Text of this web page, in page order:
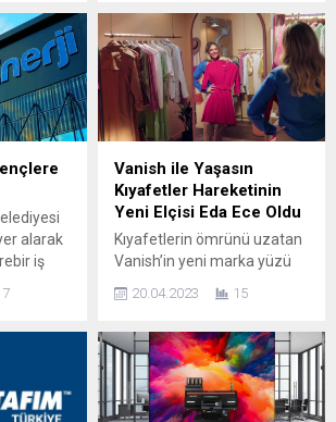
7 Tepe
Can’ın
tek kişi
yıl önce
göstererek160 -170 bin
seviyesine yükseldiğini
söyledi. Türkiye’nin başarılı
bir turizm sezonuna imza
attığını belirten BODER
Genel Sekreteri ve Bodrium
Hotel & SPA Genel Müdürü
Yiğit Girgin,2023 yılında da...
alarak
iş
CW
Vanish ile Yaşasın
Kıyafetler Hareketinin
Yeni Elçisi Eda Ece Oldu
Kıyafetlerin ömrünü uzatan
Vanish’in yeni marka yüzü
Vanish ile Yaşasın Kıyafetler
Ece oldu. Kıyafetlerin
ömrünü uzatarak daha iyi
bir geleceğe el uzatan
Vanish ile Eda Ece, herkesi
20.04.2023 15